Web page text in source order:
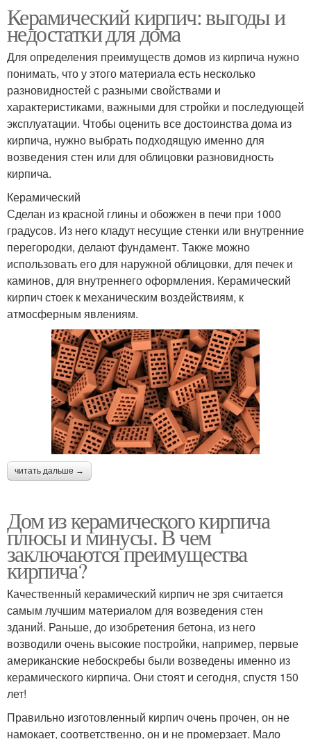
Керамический кирпич: выгоды и
недостатки для дома
Для определения преимуществ домов из кирпича нужно
понимать, что у этого материала есть несколько
разновидностей с разными свойствами и
характеристиками, важными для стройки и последующей
эксплуатации. Чтобы оценить все достоинства дома из
кирпича, нужно выбрать подходящую именно для
возведения стен или для облицовки разновидность
кирпича.
Керамический
Сделан из красной глины и обожжен в печи при 1000
градусов. Из него кладут несущие стенки или внутренние
перегородки, делают фундамент. Также можно
использовать его для наружной облицовки, для печек и
каминов, для внутреннего оформления. Керамический
кирпич стоек к механическим воздействиям, к
атмосферным явлениям.
читать дальше →
Дом из керамического кирпича
плюсы и минусы. В чем
заключаются преимущества
кирпича?
Качественный керамический кирпич не зря считается
самым лучшим материалом для возведения стен
зданий. Раньше, до изобретения бетона, из него
возводили очень высокие постройки, например, первые
американские небоскребы были возведены именно из
керамического кирпича. Они стоят и сегодня, спустя 150
лет!
Правильно изготовленный кирпич очень прочен, он не
намокает, соответственно, он и не промерзает. Мало